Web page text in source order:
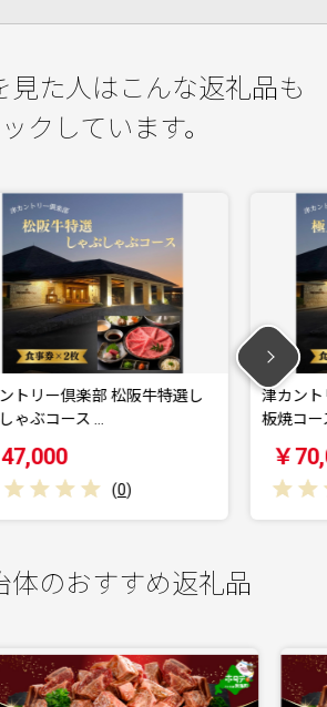
見た人はこんな返礼品も
クしています。
トリー倶楽部 松阪牛特選し
ゃぶコース …
( 0)
津カント
板焼コー
￥
体のおすすめ返礼品